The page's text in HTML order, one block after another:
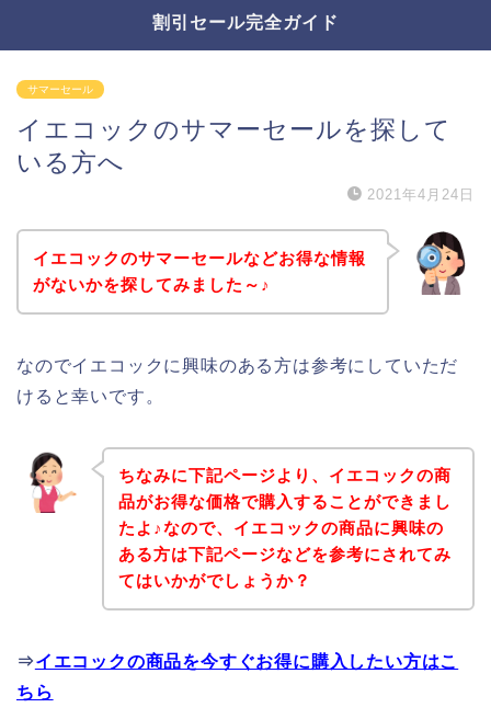
割引セール完全ガイド
サマーセール
イエコックのサマーセールを探して
いる方へ
2021年4月24日
イエコックのサマーセールなどお得な情報
がないかを探してみました～♪
なのでイエコックに興味のある方は参考にしていただ
けると幸いです。
ちなみに下記ページより、イエコックの商
品がお得な価格で購入することができまし
たよ♪なので、イエコックの商品に興味の
ある方は下記ページなどを参考にされてみ
てはいかがでしょうか？
⇒イエコックの商品を今すぐお得に購入したい方はこ
ちら